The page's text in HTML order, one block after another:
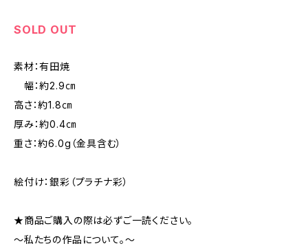
SOLD OUT
素材：有田焼
幅：約2.9㎝
高さ：約1.8㎝
厚み：約0.4㎝
重さ：約6.0g（金具含む）
絵付け：銀彩（プラチナ彩）
★商品ご購入の際は必ずご一読ください。
～私たちの作品について。～